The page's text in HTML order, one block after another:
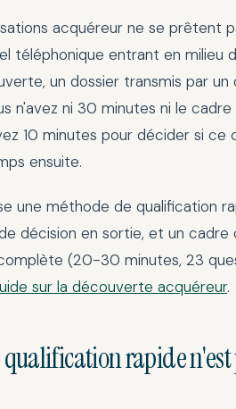
acquéreur ne se prêtent
téléphonique entrant en milieu
un dossier transmis par
n'avez ni 30 minutes ni le
10 minutes pour décider si
ensuite.
une méthode de qualification
décision en sortie, et un cadre
(20-30 minutes, 23
sur la découverte acquéreur.
rapide